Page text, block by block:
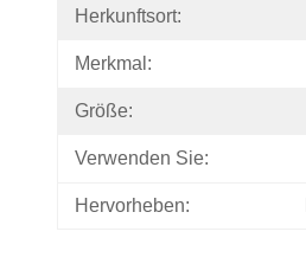
Herkunftsort:
Merkmal:
Größe:
Verwenden Sie:
Hervorheben: